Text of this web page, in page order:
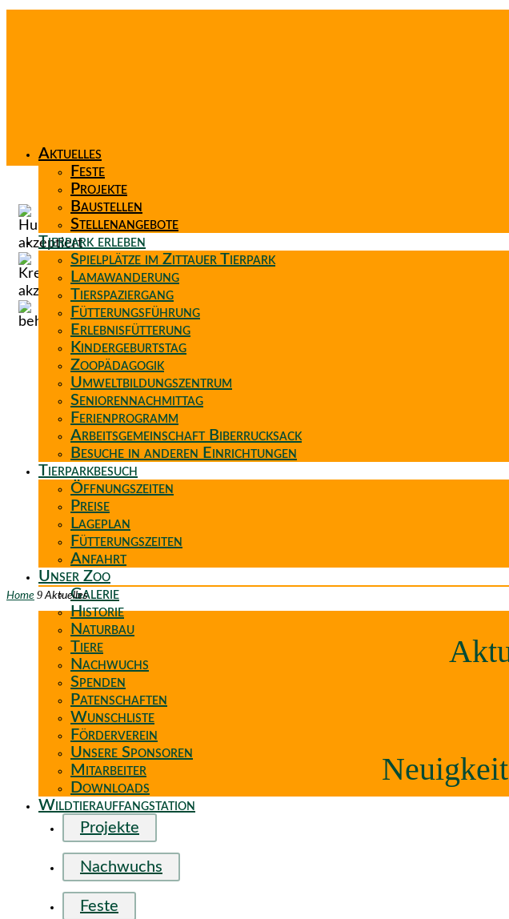
Aktuelles
Feste
Projekte
Baustellen
Stellenangebote
Tierpark erleben
Spielplätze im Zittauer Tierpark
Lamawanderung
Tierspaziergang
Fütterungsführung
Erlebnisfütterung
Kindergeburtstag
Zoopädagogik
Umweltbildungszentrum
Seniorennachmittag
Ferienprogramm
Arbeitsgemeinschaft Biberrucksack
Besuche in anderen Einrichtungen
Tierparkbesuch
Öffnungszeiten
Preise
Lageplan
Fütterungszeiten
Anfahrt
Unser Zoo
Galerie
Historie
Naturbau
Tiere
Nachwuchs
Spenden
Patenschaften
Wunschliste
Förderverein
Unsere Sponsoren
Mitarbeiter
Downloads
Wildtierauffangstation
Home 9 Aktuelles
Projekte
Nachwuchs
Feste